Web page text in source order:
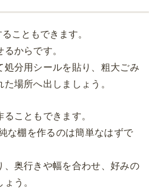
こともできます。
からです。
処分用シールを貼り、粗大ごみ
場所へ出しましょう。
こともできます。
な棚を作るのは簡単なはずで
、奥行きや幅を合わせ、好みの
う。